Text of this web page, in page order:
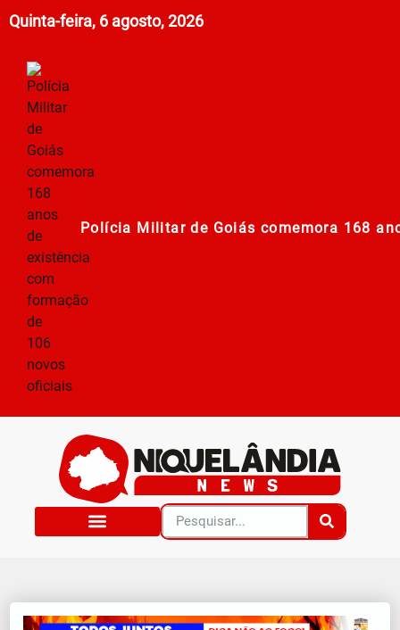
Quinta-feira, 6 agosto, 2026
Polícia Militar de Goiás comemora 168
Campanha Nacional de Multivacinação já
Prefeitura em Ação: Mutirão de ações
PT oficializa candidatura de Lula à